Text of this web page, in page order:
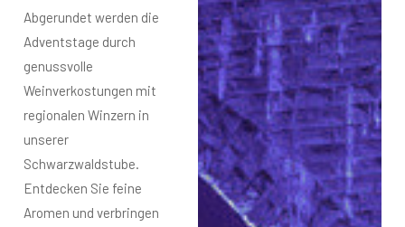
Abgerundet werden die
Adventstage durch
genussvolle
Weinverkostungen mit
regionalen Winzern in
unserer
Schwarzwaldstube.
Entdecken Sie feine
Aromen und verbringen